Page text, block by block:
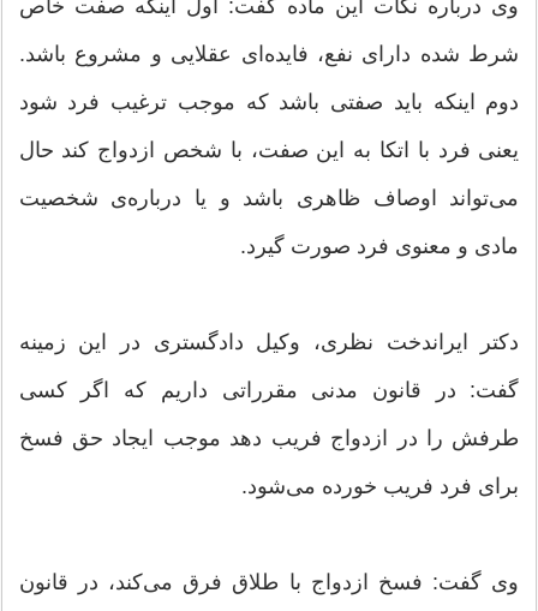
وی درباره نكات این ماده گفت: اول اینكه صفت خاص
شرط شده دارای نفع، فایده‌ای عقلایی و مشروع باشد.
دوم اینكه باید صفتی باشد كه موجب ترغیب فرد شود
یعنی فرد با اتكا به این صفت، با شخص ازدواج كند حال
می‌تواند اوصاف ظاهری باشد و یا درباره‌ی شخصیت
مادی و معنوی فرد صورت گیرد.
دكتر ایراندخت نظری، وكیل دادگستری در این زمینه
گفت: در قانون مدنی مقرراتی داریم كه اگر كسی
طرفش را در ازدواج فریب دهد موجب ایجاد حق فسخ
برای فرد فریب خورده می‌شود.
وی گفت: فسخ ازدواج با طلاق فرق می‌كند، در قانون